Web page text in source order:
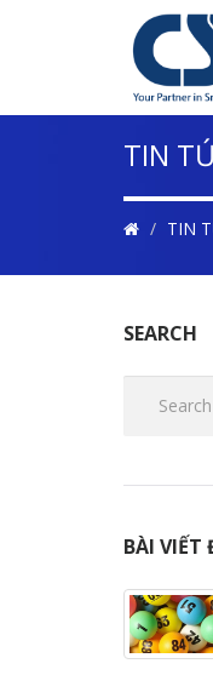
TIN
TIN
SEARCH
BÀI